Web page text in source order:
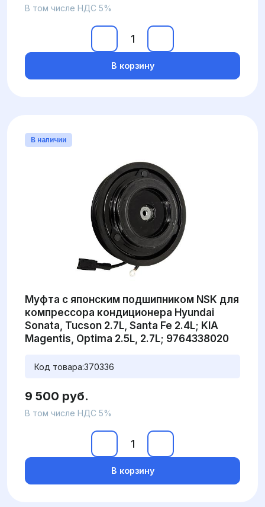
В том числе НДС 5%
В корзину
В наличии
Муфта с японским подшипником NSK для
компрессора кондиционера Hyundai
Sonata, Tucson 2.7L, Santa Fe 2.4L; KIA
Magentis, Optima 2.5L, 2.7L; 9764338020
Код товара:370336
9 500 руб.
В том числе НДС 5%
В корзину